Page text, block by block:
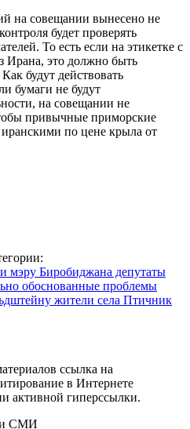
на совещании вынесено не
будет проверять
То есть если на этикетке с
Ирана, это должно быть
будут действовать
бумаги не будут
на совещании не
привычные приморские
по цене крыла от
мэру Биробиджана депутаты
обоснованные проблемы
жители села Птичник
ссылка на
в Интернете
активной гиперссылки.
СМИ